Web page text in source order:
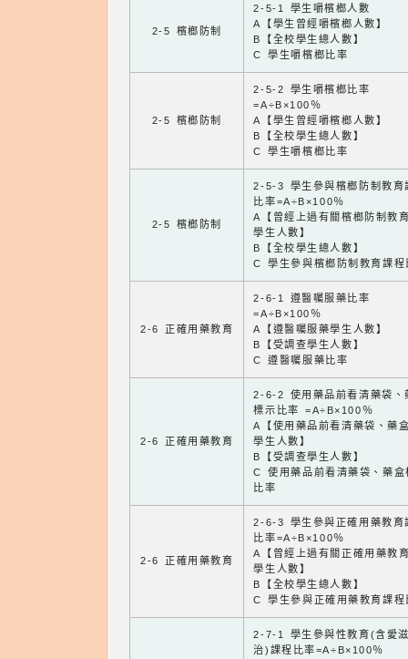
2-5 檳榔防制
2-5-1 學生嚼檳榔人數
A【學生曾經嚼檳榔人數】
B【全校學生總人數】
C 學生嚼檳榔比率
2-5 檳榔防制
2-5-2 學生嚼檳榔比率
=A÷B×100％
A【學生曾經嚼檳榔人數】
B【全校學生總人數】
C 學生嚼檳榔比率
2-5 檳榔防制
2-5-3 學生參與檳榔防制教育
比率=A÷B×100％
A【曾經上過有關檳榔防制教
學生人數】
B【全校學生總人數】
C 學生參與檳榔防制教育課程
2-6 正確用藥教育
2-6-1 遵醫囑服藥比率
=A÷B×100％
A【遵醫囑服藥學生人數】
B【受調查學生人數】
C 遵醫囑服藥比率
2-6 正確用藥教育
2-6-2 使用藥品前看清藥袋、
標示比率 =A÷B×100％
A【使用藥品前看清藥袋、藥
學生人數】
B【受調查學生人數】
C 使用藥品前看清藥袋、藥盒
比率
2-6 正確用藥教育
2-6-3 學生參與正確用藥教育
比率=A÷B×100％
A【曾經上過有關正確用藥教
學生人數】
B【全校學生總人數】
C 學生參與正確用藥教育課程
2-7-1 學生參與性教育(含愛
治)課程比率=A÷B×100％